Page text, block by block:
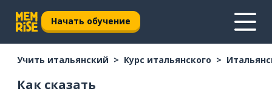
Начать обучение
Учить итальянский Курс итальянского
Как сказать